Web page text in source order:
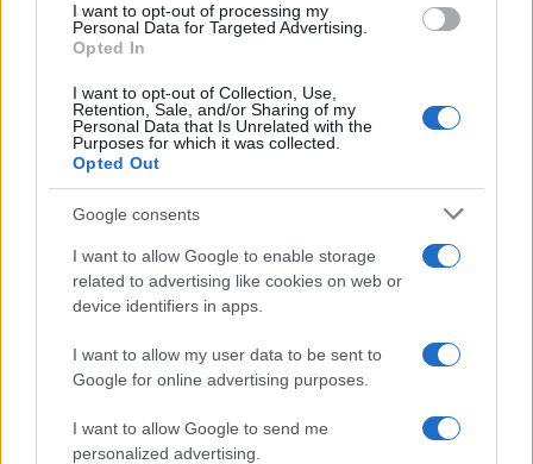
I want to opt-out of processing my
Personal Data for Targeted Advertising.
Opted In
I want to opt-out of Collection, Use,
Retention, Sale, and/or Sharing of my
Personal Data that Is Unrelated with the
Purposes for which it was collected.
Opted Out
Google consents
I want to allow Google to enable storage
related to advertising like cookies on web or
device identifiers in apps.
I want to allow my user data to be sent to
Google for online advertising purposes.
I want to allow Google to send me
personalized advertising.
Cómo lograr pechuga de pollo jugosa con técnicas
profesionales
MÁS LEÍDOS